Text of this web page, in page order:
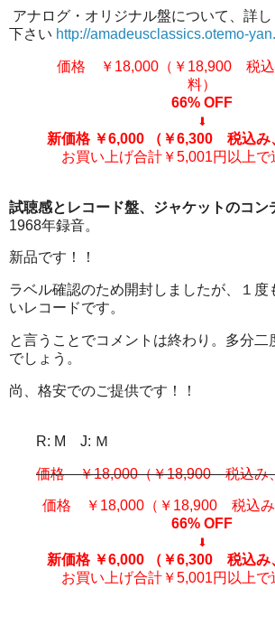
アナログ ・オリジナル盤について、詳
下さい http://amadeusclassics.otemo-
価格 ￥18,000（￥18,900 税込
料）
66% OFF
⬇
新価格 ￥6,000
（￥6,300 税込み
お買い上げ合計￥5,001円以上で
試聴感とレコード盤、ジャケットのコン
1968年録音。
新品です！！
ラベル確認のため開封しましたが、１度
いレコードです。
と言うことでコメントは終わり。多分二
でしょう。
尚、格安でのご提供です！！
R: M J: Ｍ
価格 ￥18,000（￥18,900 税込み
価格 ￥18,000（￥18,900 税込み
66% OFF
⬇
新価格 ￥6,000
（￥6,300 税込み
お買い上げ合計￥5,001円以上で